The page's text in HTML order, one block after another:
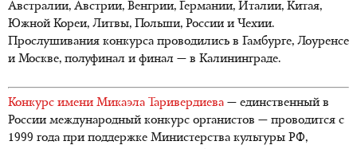
Австралии, Австрии, Венгрии, Германии, Италии, Китая,
Южной Кореи, Литвы, Польши, России и Чехии.
Прослушивания конкурса проводились в Гамбурге, Лоуренсе
и Москве, полуфинал и финал — в Калининграде.
Конкурс имени Микаэла Таривердиева — единственный в
России международный конкурс органистов — проводится с
1999 года при поддержке Министерства культуры РФ,